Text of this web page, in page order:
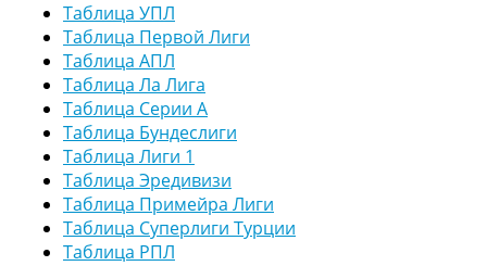
Таблица УПЛ
Таблица Первой Лиги
Таблица АПЛ
Таблица Ла Лига
Таблица Серии А
Таблица Бундеслиги
Таблица Лиги 1
Таблица Эредивизи
Таблица Примейра Лиги
Таблица Суперлиги Турции
Таблица РПЛ